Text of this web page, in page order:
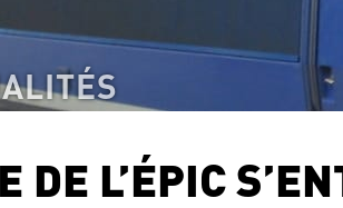
DE L’ÉPIC